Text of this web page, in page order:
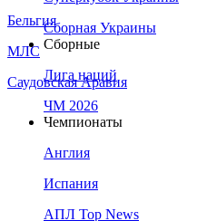
Бельгия
МЛС
Саудовская Аравия
Сборная Украины
Сборные
Лига наций
ЧМ 2026
Чемпионаты
Англия
Испания
АПЛ Top News